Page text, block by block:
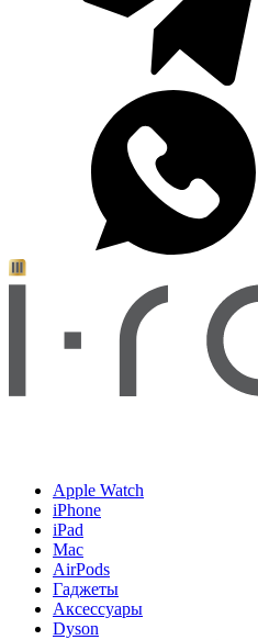
Apple Watch
iPhone
iPad
Mac
AirPods
Гаджеты
Аксессуары
Dyson